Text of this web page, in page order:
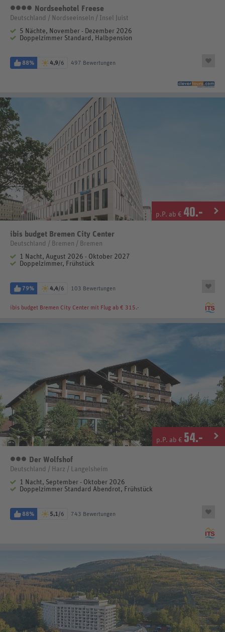
4 Sterne
Nordseehotel Freese
Deutschland / Nordseeinseln / Insel Juist
5 Nächte, November - Dezember 2026
Doppelzimmer Standard, Halbpension
88% 4,9/6 497 Bewertungen
p.P. ab € 40.-
ibis budget Bremen City Center
Deutschland / Bremen / Bremen
1 Nacht, August 2026 - Oktober 2027
Doppelzimmer, Frühstück
79% 4,4/6 103 Bewertungen
ibis budget Bremen City Center mit Flug ab € 315.-
p.P. ab € 54.-
3 Sterne
Der Wolfshof
Deutschland / Harz / Langelsheim
1 Nacht, September - Oktober 2026
Doppelzimmer Standard Abendrot, Frühstück
88% 5,1/6 743 Bewertungen